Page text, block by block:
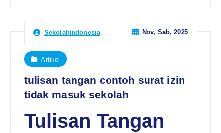
Sekolahindonesia Nov, Sab, 2025
Artikel
tulisan tangan contoh surat izin
tidak masuk sekolah
Tulisan Tangan